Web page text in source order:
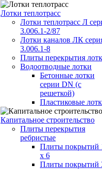
Лотки теплотрасс
Лотки теплотрасс Л
3.006.1-2/87
Лотки каналов ЛК
3.006.1-8
Плиты перекрытия
Водоотводные лотки
Бетонные лотки
серии DN (с
решеткой)
Пластиковые
Капитальное строительство
Плиты перекрытия
ребристые
Плиты покрытий
x 6
Плиты покрытий